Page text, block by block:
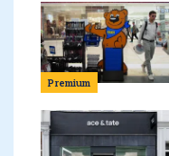
Premium